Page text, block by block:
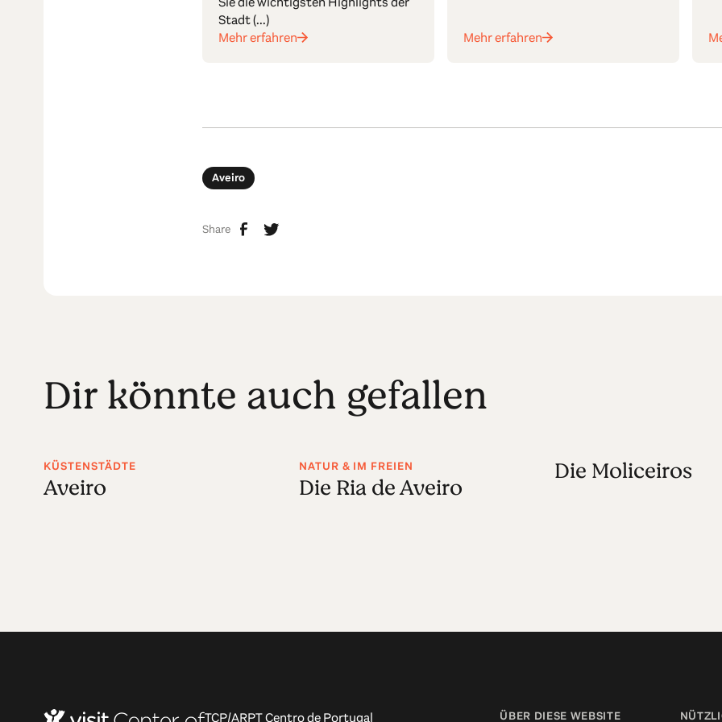
Stadt (...)
Mehr erfahren
Mehr erfahren
Aveiro
Share
Dir könnte auch gefallen
KÜSTENSTÄDTE
Aveiro
NATUR & IM FREIEN
Die Ria de Aveiro
Die Moliceiros
TCP/ARPT Centro de Portugal ÜBER DIESE WEBSITE